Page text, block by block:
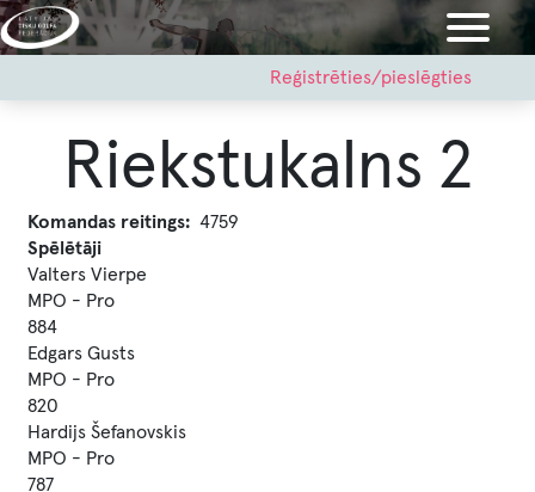
Pārlekt
uz
menu
Reģistrēties/pieslēgties
Riekstukalns 2
Komandas reitings
4759
Spēlētāji
Valters Vierpe
MPO - Pro
884
Edgars Gusts
MPO - Pro
820
Hardijs Šefanovskis
MPO - Pro
787